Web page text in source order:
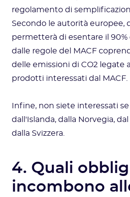
regolamento di
Secondo le autorità europee,
permetterà di esentare il
dalle regole del MACF
delle emissioni di CO2 legate
prodotti interessati dal MACF.
Infine, non siete interessati
dall'Islanda, dalla Norvegia,
dalla Svizzera.
4. Quali
incombono